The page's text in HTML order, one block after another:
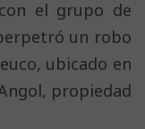
el grupo de
un robo
ubicado en
propiedad